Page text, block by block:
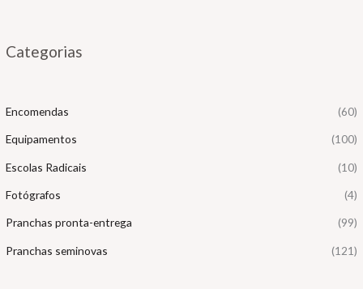
ii
Categorias
Encomendas (60)
Equipamentos (100)
Escolas Radicais (10)
Fotógrafos (4)
Pranchas pronta-entrega (99)
Pranchas seminovas (121)